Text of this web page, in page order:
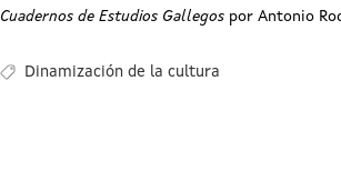
Cuadernos de Estudios Gallegos por Antonio
Dinamización de la cultura